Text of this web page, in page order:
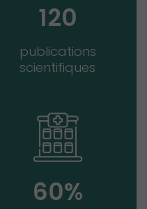
120
publications
scientifiques
60%